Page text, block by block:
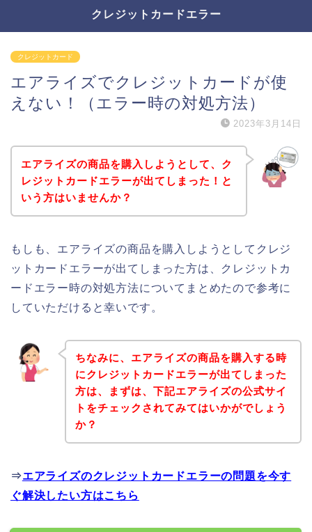
クレジットカードエラー
クレジットカード
エアライズでクレジットカードが使
えない！（エラー時の対処方法）
2023年3月14日
エアライズの商品を購入しようとして、ク
レジットカードエラーが出てしまった！と
いう方はいませんか？
もしも、エアライズの商品を購入しようとしてクレジ
ットカードエラーが出てしまった方は、クレジットカ
ードエラー時の対処方法についてまとめたので参考に
していただけると幸いです。
ちなみに、エアライズの商品を購入する時
にクレジットカードエラーが出てしまった
方は、まずは、下記エアライズの公式サイ
トをチェックされてみてはいかがでしょう
か？
⇒エアライズのクレジットカードエラーの問題を今す
ぐ解決したい方はこちら